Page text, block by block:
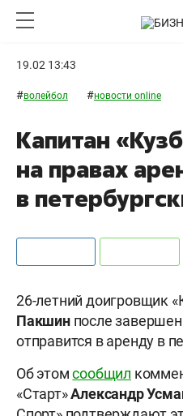
19.02 13:43
#волейбол #новости online
Капитан
на правах
в
26-летний доигровщик
Пакшинпосле
отправится в аренду в
Об этомсообщил
«Старт»Александр